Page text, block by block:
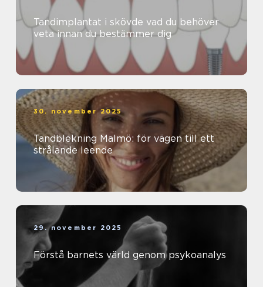
Tandimplantat i skövde vad du behöver
veta innan du bestämmer dig
30. november 2025
Tandblekning Malmö: för vägen till ett
strålande leende
29. november 2025
Förstå barnets värld genom psykoanalys